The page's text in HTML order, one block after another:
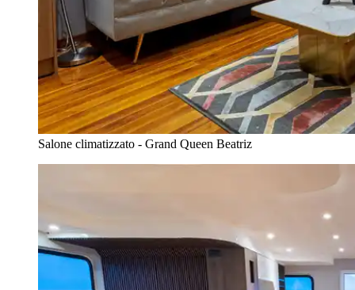
Salone climatizzato - Grand Queen Beatriz